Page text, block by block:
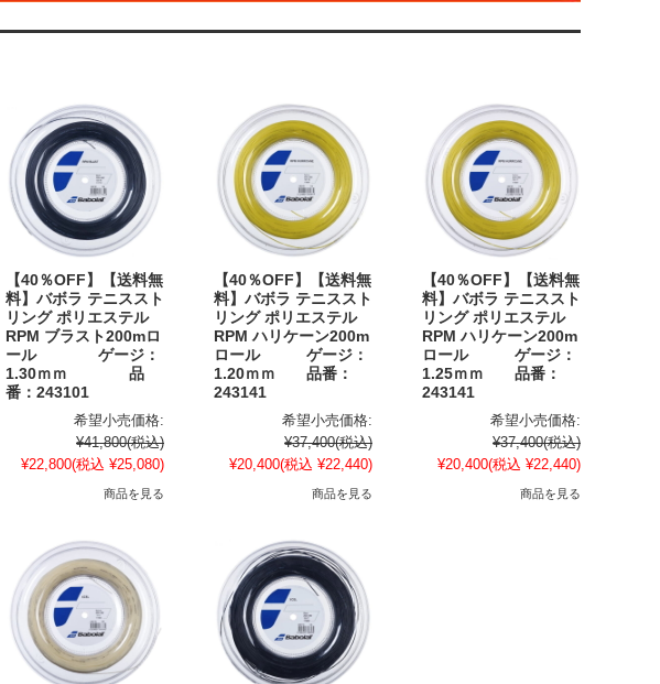
【40％OFF】【送料無
料】バボラ テニススト
リング ポリエステル
RPM ブラスト200mロ
ール ゲージ：
1.30ｍｍ 品
番：243101
希望小売価格:
¥41,800(税込)
¥22,800(税込 ¥25,080)
商品を見る
【40％OFF】【送料無
料】バボラ テニススト
リング ポリエステル
RPM ハリケーン200m
ロール ゲージ：
1.20ｍｍ 品番：
243141
希望小売価格:
¥37,400(税込)
¥20,400(税込 ¥22,440)
商品を見る
【40％OFF】【送料無
料】バボラ テニススト
リング ポリエステル
RPM ハリケーン200m
ロール ゲージ：
1.25ｍｍ 品番：
243141
希望小売価格:
¥37,400(税込)
¥20,400(税込 ¥22,440)
商品を見る